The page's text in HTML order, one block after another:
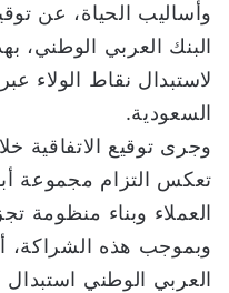
وأساليب الحياة، عن
البنك العربي الوطني،
لاستبدال نقاط الولاء
السعودية.
وجرى توقيع
تعكس التزام مجموعة
العملاء وبناء منظومة
وبموجب هذه الشراكة،
العربي الوطني استبدال